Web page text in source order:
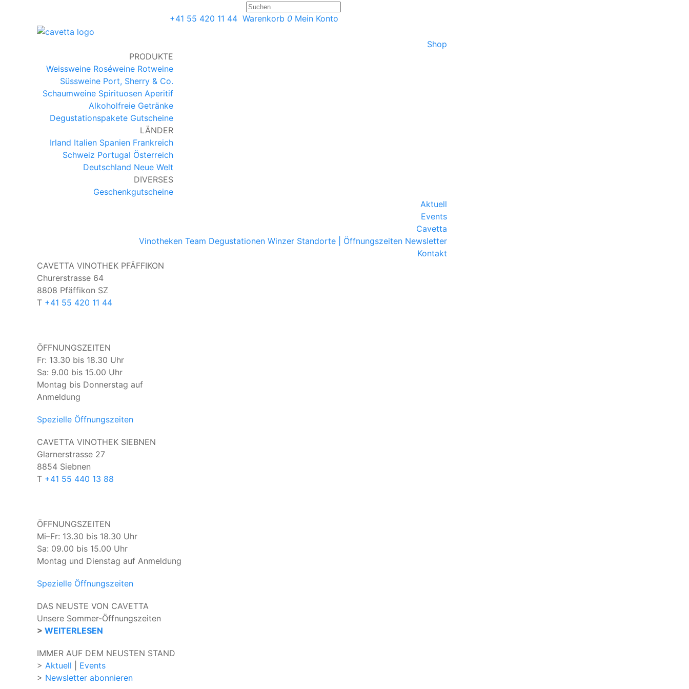
+41 55 420 11 44 Warenkorb 0 Mein Konto
Shop
PRODUKTE
Weissweine Roséweine Rotweine
Süssweine Port, Sherry & Co.
Schaumweine Spirituosen Aperitif
Alkoholfreie Getränke
Degustationspakete Gutscheine
LÄNDER
Irland Italien Spanien Frankreich
Schweiz Portugal Österreich
Deutschland Neue Welt
DIVERSES
Geschenkgutscheine
Aktuell
Events
Cavetta
Vinotheken Team Degustationen Winzer Standorte | Öffnungszeiten Newsletter
Kontakt
CAVETTA VINOTHEK PFÄFFIKON
Churerstrasse 64
8808 Pfäffikon SZ
T +41 55 420 11 44
ÖFFNUNGSZEITEN
Fr: 13.30 bis 18.30 Uhr
Sa: 9.00 bis 15.00 Uhr
Montag bis Donnerstag auf
Anmeldung
Spezielle Öffnungszeiten
CAVETTA VINOTHEK SIEBNEN
Glarnerstrasse 27
8854 Siebnen
T +41 55 440 13 88
ÖFFNUNGSZEITEN
Mi–Fr: 13.30 bis 18.30 Uhr
Sa: 09.00 bis 15.00 Uhr
Montag und Dienstag auf Anmeldung
Spezielle Öffnungszeiten
DAS NEUSTE VON CAVETTA
Unsere Sommer-Öffnungszeiten
> WEITERLESEN
IMMER AUF DEM NEUSTEN STAND
> Aktuell
Events
> Newsletter abonnieren